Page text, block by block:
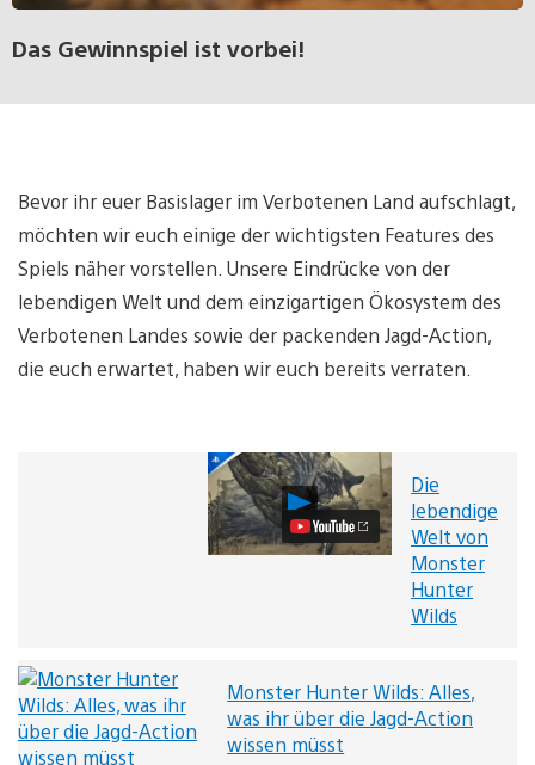
Das Gewinnspiel ist vorbei!
Bevor ihr euer Basislager im Verbotenen Land aufschlagt,
möchten wir euch einige der wichtigsten Features des
Spiels näher vorstellen. Unsere Eindrücke von der
lebendigen Welt und dem einzigartigen Ökosystem des
Verbotenen Landes sowie der packenden Jagd-Action,
die euch erwartet, haben wir euch bereits verraten.
Die
lebendige
Welt
von
Die
lebendige
Welt von
Monster
Hunter
Wilds
Monster Hunter Wilds: Alles,
was ihr über die Jagd-Action
wissen müsst